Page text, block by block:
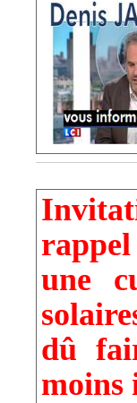
une
dû
moins